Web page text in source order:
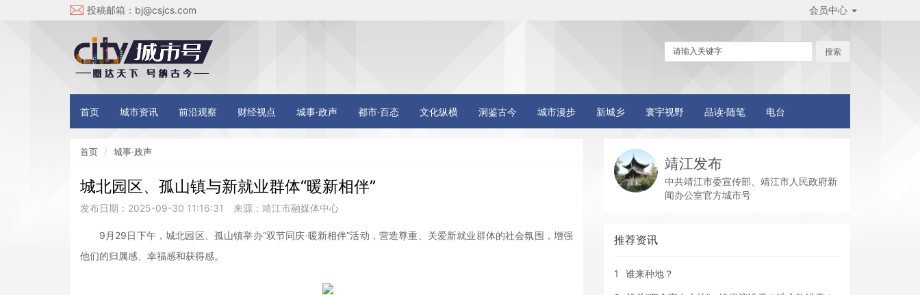
投稿邮箱： bj@csjcs.com 会员中心
首页 城市资讯 前沿观察 财经视点 城事·政声 都市·百态 文化纵横 洞鉴古今 城市漫步 新城乡 寰宇视野 品读·随笔 电台
首页 城事·政声
城北园区、孤山镇与新就业群体“暖新相伴”
发布日期：2025-09-30 11:16:31 来源：靖江市融媒体中心
9月29日下午，城北园区、孤山镇举办“双节同庆·暖新相伴”活动，营造尊重、关爱新就业群体的社会氛围，增强
他们的归属感、幸福感和获得感。
靖江发布
中共靖江市委宣传部、靖江市人民政府新
闻办公室官方城市号
推荐资讯
1 谁来种地？